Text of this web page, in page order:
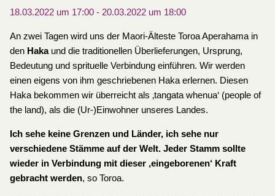
18.03.2022 um 17:00- 20.03.2022 um 18:00
An zwei Tagen wird uns der Maori-Älteste Toroa Aperahama in
den Hakaund die traditionellen Überlieferungen, Ursprung,
Bedeutung und sprituelle Verbindung einführen. Wir werden
einen eigens von ihm geschriebenen Haka erlernen. Diesen
Haka bekommen wir überreicht als ‚tangata whenua‘ (people of
the land), als die (Ur-)Einwohner unseres Landes.
Ich sehe keine Grenzen und Länder, ich sehe nur
verschiedene Stämme auf der Welt. Jeder Stamm sollte
wieder in Verbindung mit dieser ‚eingeborenen‘ Kraft
gebracht werden, so Toroa.